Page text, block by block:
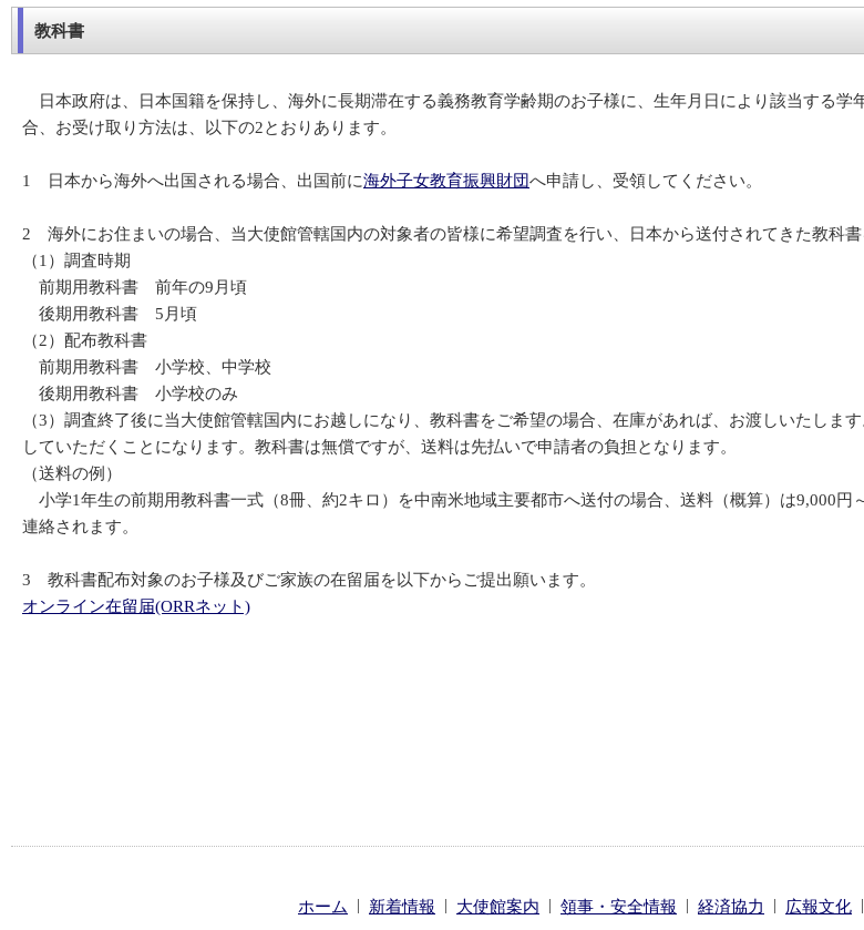
教科書
日本政府は、日本国籍を保持し、海外に長期滞在する義務教育学齢期のお子様に、生年月日により該当する
合、お受け取り方法は、以下の2とおりあります。
1 日本から海外へ出国される場合、出国前に海外子女教育振興財団へ申請し、受領してください。
2 海外にお住まいの場合、当大使館管轄国内の対象者の皆様に希望調査を行い、日本から送付されてきた教科書
（1）調査時期
前期用教科書 前年の9月頃
後期用教科書 5月頃
（2）配布教科書
前期用教科書 小学校、中学校
後期用教科書 小学校のみ
（3）調査終了後に当大使館管轄国内にお越しになり、教科書をご希望の場合、在庫があれば、お渡しいたし
していただくことになります。教科書は無償ですが、送料は先払いで申請者の負担となります。
（送料の例）
小学1年生の前期用教科書一式（8冊、約2キロ）を中南米地域主要都市へ送付の場合、送料（概算）は9,000
連絡されます。
3 教科書配布対象のお子様及びご家族の在留届を以下からご提出願います。
オンライン在留届(ORRネット)
ホーム | 新着情報 | 大使館案内 | 領事・安全情報 | 経済協力 | 広報文化 |